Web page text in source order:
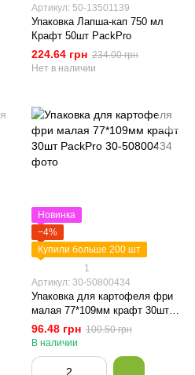
Артикул: 50-13501139
Упаковка Лапша-кап 750 мл
Крафт 50шт PackPro
224.64 грн 234.00 грн
Нет в наличии
Новинка
−4%
Купили больше 200 шт
1
Артикул: 30-50800434
Упаковка для картофеля фри
малая 77*109мм крафт 30шт
PackPro
96.48 грн 100.50 грн
В наличии